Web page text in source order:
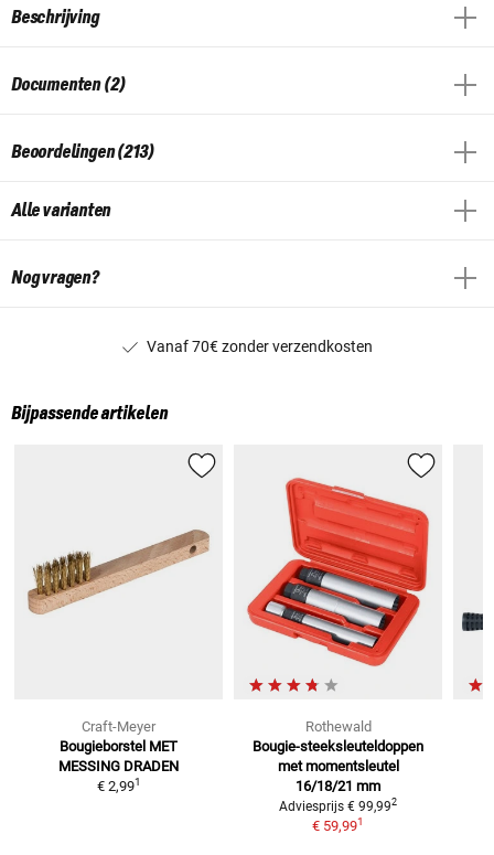
Beschrijving
Documenten (2)
Beoordelingen (213)
Alle varianten
Nog vragen?
Vanaf 70€ zonder verzendkosten
Bijpassende artikelen
Craft-Meyer
Bougieborstel MET
MESSING DRADEN
€ 2,991
Rothewald
Bougie-steeksleuteldoppen
met momentsleutel
16/18/21 mm
Adviesprijs € 99,992
€ 59,991